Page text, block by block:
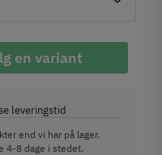
en variant
leveringstid
end vi har på lager.
4-8 dage i stedet.